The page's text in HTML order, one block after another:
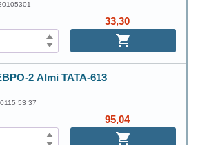
33,30
2 Almi ТАТА-613
53 37
95,04